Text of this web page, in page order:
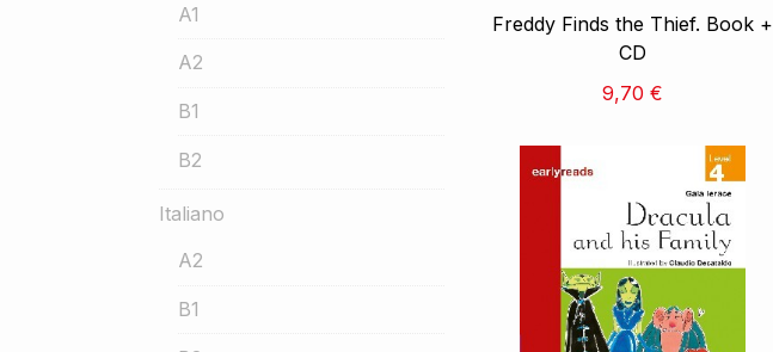
Freddy Finds the Thief. Book +
CD
9,70 €
A1
A2
B1
B2
Italiano
A2
B1